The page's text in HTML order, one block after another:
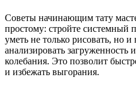
Советы начинающим тату
простому: стройте системный
уметь не только рисовать, но и
анализировать загруженность
колебания. Это позволит
и избежать выгорания.